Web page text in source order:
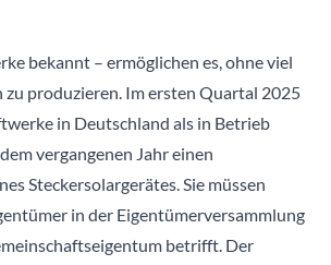
bekannt – ermöglichen es, ohne viel
produzieren. Im ersten Quartal 2025
in Deutschland als in Betrieb
vergangenen Jahr einen
Steckersolargerätes. Sie müssen
in der Eigentümerversammlung
betrifft. Der